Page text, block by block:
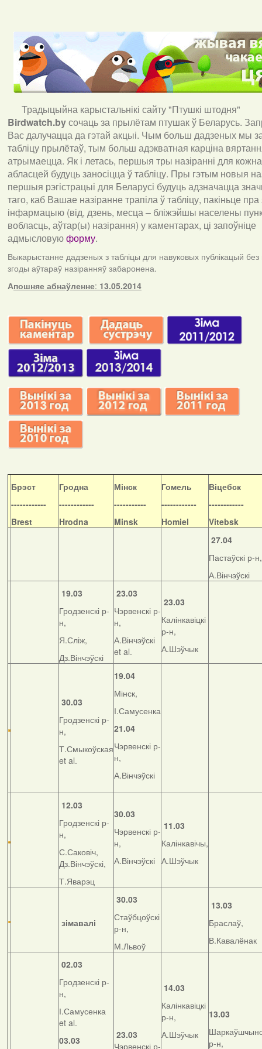
Традыцыйна карыстальнікі сайту "Птушкі штодня"
Birdwatch.byсочаць за прылётам птушак ў Беларусь.
Вас далучацца да гэтай акцыі. Чым больш дадзеных мы
табліцу прылётаў, тым больш адэкватная карціна
атрымаецца. Як і летась, першыя тры назіранні для
абласцей будуць заносіцца ў табліцу. Пры гэтым новыя
першыя рэгістрацыі для Беларусі будуць адзначацца
таго, каб Вашае назіранне трапіла ў табліцу, пакіньце пра
інфармацыю (від, дзень, месца – бліжэйшы населены
вобласць, аўтар(ы) назірання) у каментарах, ці запоўніце
адмысловуюформу.
Выкарыстанне дадзеных з табліцы для навуковых публікацый без
згоды аўтараў назіранняў забаронена.
Апошняе абнаўленне: 13.05.2014
Брэст
------------
Brest
Гродна
------------
Hrodna
Мінск
-----------
Minsk
Гомель
------------
Homiel
Віцебск
------------
Vitebsk
27.04
Пастаўскі р-н,
А.Вінчэўскі
19.03
Гродзенскі р-
н,
Я.Сліж,
Дз.Вінчэўскі
23.03
Чэрвенскі р-
н,
А.Вінчэўскі
et al.
23.03
Калінкавіцкі
р-н,
А.Шэўчык
30.03
Гродзенскі р-
н,
Т.Смыкоўская
et al.
19.04
Мінск,
І.Самусенка
21.04
Чэрвенскі р-
н,
А.Вінчэўскі
12.03
Гродзенскі р-
н,
С.Саковіч,
Дз.Вінчэўскі,
Т.Яварэц
30.03
Чэрвенскі р-
н,
А.Вінчэўскі
11.03
Калінкавічы,
А.Шэўчык
зімавалі
30.03
Стаўбцоўскі
р-н,
М.Львоў
13.03
Браслаў,
В.Кавалёнак
02.03
Гродзенскі р-
н,
І.Самусенка
et al.
03.03
23.03
Чэрвенскі р-
14.03
Калінкавіцкі
р-н,
А.Шэўчык
13.03
р-н,